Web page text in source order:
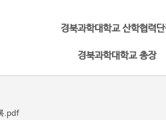
경북과학대학교 산학협력
경북과학대학교 총장
.pdf